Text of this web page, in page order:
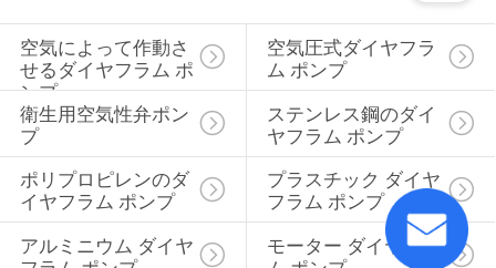
空気によって作動さ
せるダイヤフラム ポ
ンプ
空気圧式ダイヤフラ
ム ポンプ
衛生用空気性弁ポン
プ
ステンレス鋼のダイ
ヤフラム ポンプ
ポリプロピレンのダ
イヤフラム ポンプ
プラスチック ダイヤ
フラム ポンプ
アルミニウム ダイヤ
モーター ダイヤフラ